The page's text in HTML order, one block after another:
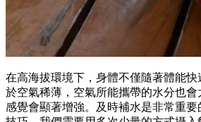
在高海拔環境下，身體不僅隨著體能
於空氣稀薄，空氣所能攜帶的水分也
感覺會顯著增強。及時補水是非常重